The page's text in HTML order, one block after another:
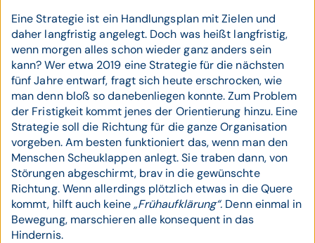
Eine Strategie ist ein Handlungsplan mit Zielen und
daher langfristig angelegt. Doch was heißt langfristig,
wenn morgen alles schon wieder ganz anders sein
kann? Wer etwa 2019 eine Strategie für die nächsten
fünf Jahre entwarf, fragt sich heute erschrocken, wie
man denn bloß so danebenliegen konnte. Zum Problem
der Fristigkeit kommt jenes der Orientierung hinzu. Eine
Strategie soll die Richtung für die ganze Organisation
vorgeben. Am besten funktioniert das, wenn man den
Menschen Scheuklappen anlegt. Sie traben dann, von
Störungen abgeschirmt, brav in die gewünschte
Richtung. Wenn allerdings plötzlich etwas in die Quere
kommt, hilft auch keine„Frühaufklärung“. Denn einmal in
Bewegung, marschieren alle konsequent in das
Hindernis.